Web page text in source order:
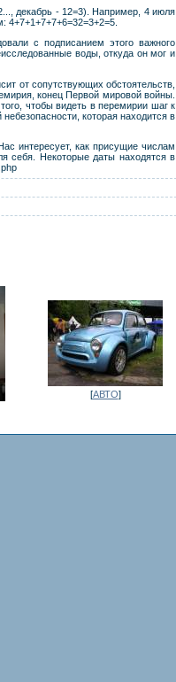
декабрь - 12=3). Например, 4 июля
с подписанием этого важного
воды, откуда он мог и
от сопутствующих обстоятельств,
конец Первой мировой войны.
чтобы видеть в перемирии шаг к
которая находится в
интересует, как присущие числам
себя. Некоторые даты находятся в
[АВТО]